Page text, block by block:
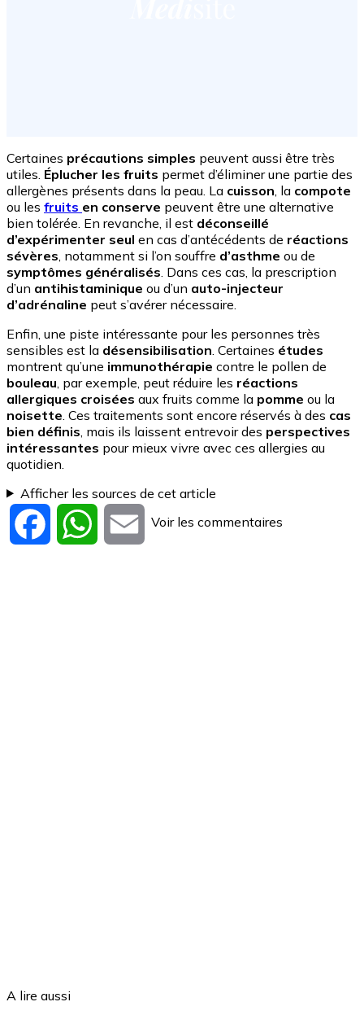
Certaines précautions simples peuvent aussi être très
utiles. Éplucher les fruits permet d’éliminer une partie des
allergènes présents dans la peau. La cuisson , la compote
ou les fruits en conserve peuvent être une alternative
bien tolérée. En revanche, il est déconseillé
d’expérimenter seul en cas d’antécédents de réactions
sévères , notamment si l’on souffre d’asthme ou de
symptômes généralisés . Dans ces cas, la prescription
d’un antihistaminique ou d’un auto-injecteur
d’adrénaline peut s’avérer nécessaire.
Enfin, une piste intéressante pour les personnes très
sensibles est la désensibilisation . Certaines études
montrent qu’une immunothérapie contre le pollen de
bouleau , par exemple, peut réduire les réactions
allergiques croisées aux fruits comme la pomme ou la
noisette . Ces traitements sont encore réservés à des cas
bien définis , mais ils laissent entrevoir des perspectives
intéressantes pour mieux vivre avec ces allergies au
quotidien.
Afficher les sources de cet article
Facebook WhatsApp
Email
Voir les commentaires
A lire aussi